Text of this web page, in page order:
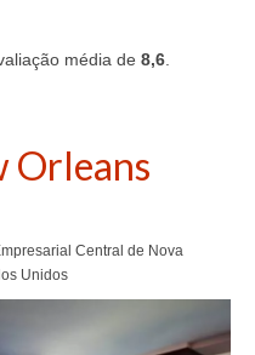
média de 8,6.
Orleans
Central de Nova
Unidos